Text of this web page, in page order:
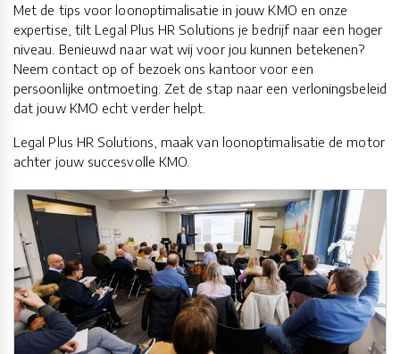
Met de tips voor loonoptimalisatie in jouw KMO en onze
expertise, tilt Legal Plus HR Solutions je bedrijf naar een hoger
niveau. Benieuwd naar wat wij voor jou kunnen betekenen?
Neem contact op of bezoek ons kantoor voor een
persoonlijke ontmoeting. Zet de stap naar een verloningsbeleid
dat jouw KMO echt verder helpt.
Legal Plus HR Solutions, maak van loonoptimalisatie de motor
achter jouw succesvolle KMO.